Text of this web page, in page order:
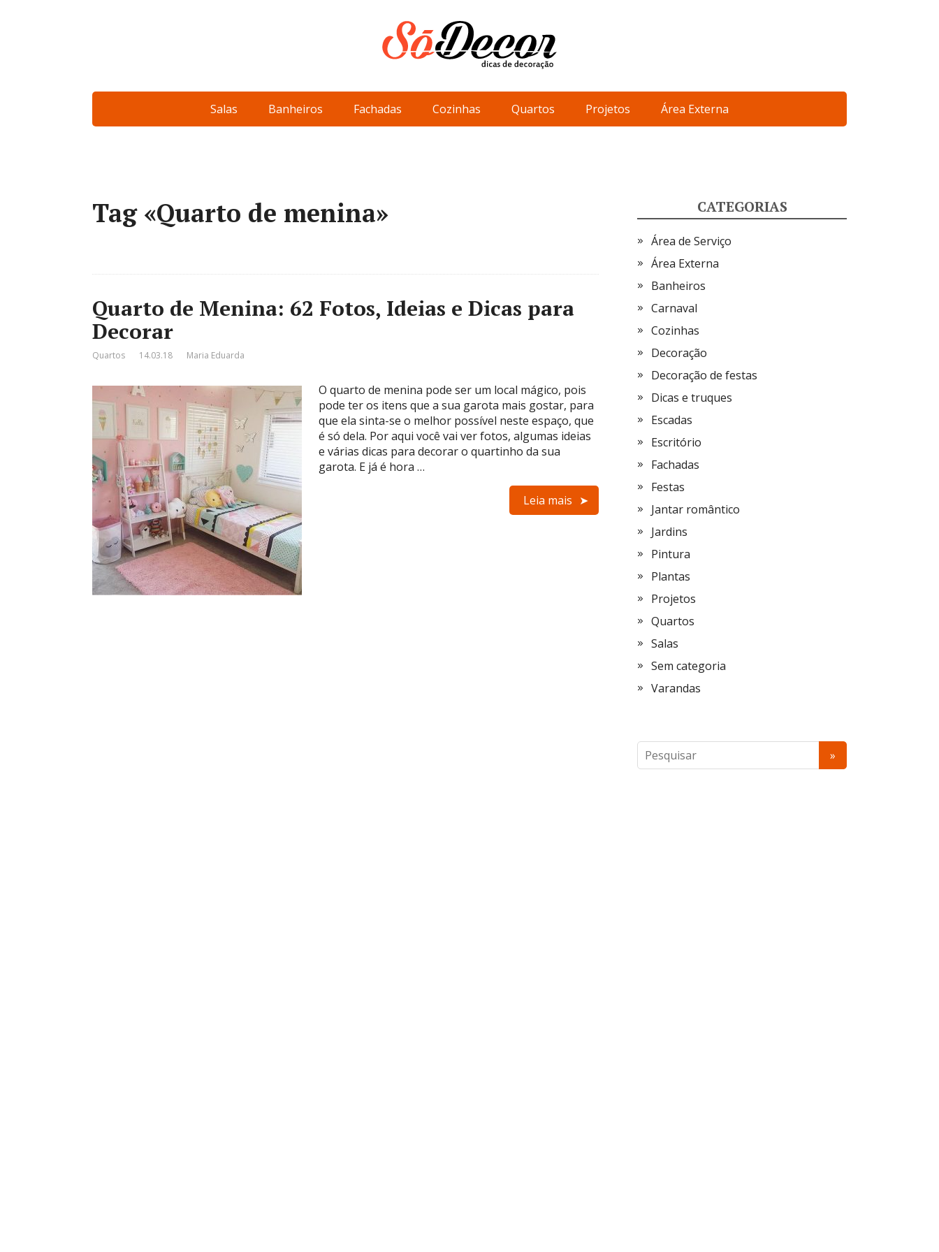
Salas Banheiros Fachadas Cozinhas Quartos Projetos Área Externa
Tag «Quarto de menina»
Quarto de Menina: 62 Fotos, Ideias e Dicas para
Decorar
Quartos 14.03.18 Maria Eduarda
O quarto de menina pode ser um local mágico, pois
pode ter os itens que a sua garota mais gostar, para
que ela sinta-se o melhor possível neste espaço, que
é só dela. Por aqui você vai ver fotos, algumas ideias
e várias dicas para decorar o quartinho da sua
garota. E já é hora …
Leia mais
CATEGORIAS
Área de Serviço
Área Externa
Banheiros
Carnaval
Cozinhas
Decoração
Decoração de festas
Dicas e truques
Escadas
Escritório
Fachadas
Festas
Jantar romântico
Jardins
Pintura
Plantas
Projetos
Quartos
Salas
Sem categoria
Varandas